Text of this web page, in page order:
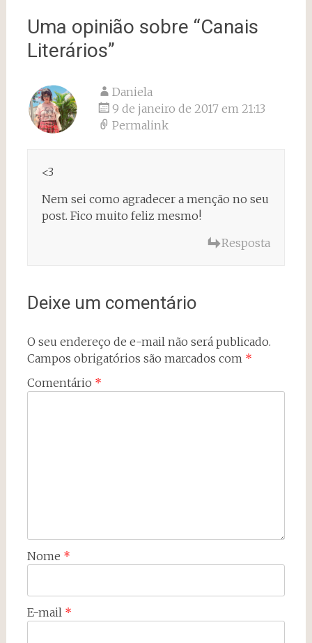
Uma opinião sobre “Canais
Literários”
Daniela
9 de janeiro de 2017 em 21:13
Permalink
<3
Nem sei como agradecer a menção no seu
post. Fico muito feliz mesmo!
Resposta
Deixe um comentário
O seu endereço de e-mail não será publicado.
Campos obrigatórios são marcados com *
Comentário *
Nome *
E-mail *